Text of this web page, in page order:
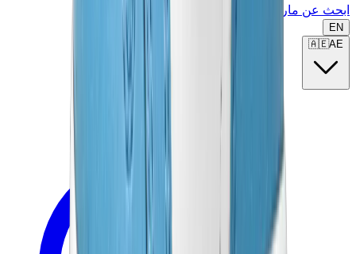
ابحث عن ماركة أو موديل...
EN
🇦🇪AE